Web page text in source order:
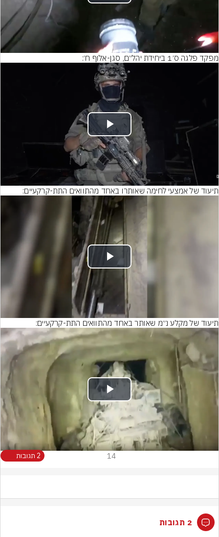
Video
מפקד פלגה ס׳1 ביחידת יהל״ם, סגן-אלוף ח׳:
Play
Video
תיעוד של אמצעי לחימה שאותרו באחד מהתוואים התת-קרקעיים:
Play
Video
תיעוד של מקלע נ״מ שאותר באחד מהתוואים התת-קרקעיים:
Play
Video
14 2 תגובות
2 תגובות